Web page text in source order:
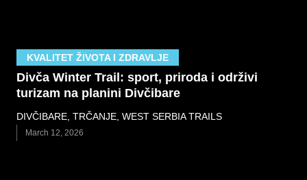
KVALITET ŽIVOTA I ZDRAVLJE
Divča Winter Trail: sport, priroda i održivi
turizam na planini Divčibare
DIVČIBARE TRČANJE WEST SERBIA TRAILS
March 12, 2026